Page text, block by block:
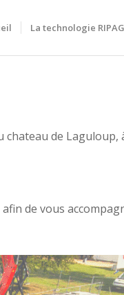
La technologie
de Laguloup,
de vous